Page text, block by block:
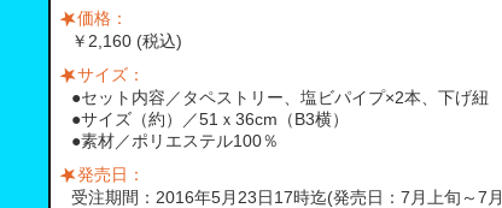
価格：
￥2,160 (税込)
サイズ：
●セット内容／タペストリー、塩ビパイプ×2本、下げ紐
●サイズ（約）／51ｘ36cm（B3横）
●素材／ポリエステル100％
発売日：
受注期間：2016年5月23日17時迄(発売日：7月上旬～7月